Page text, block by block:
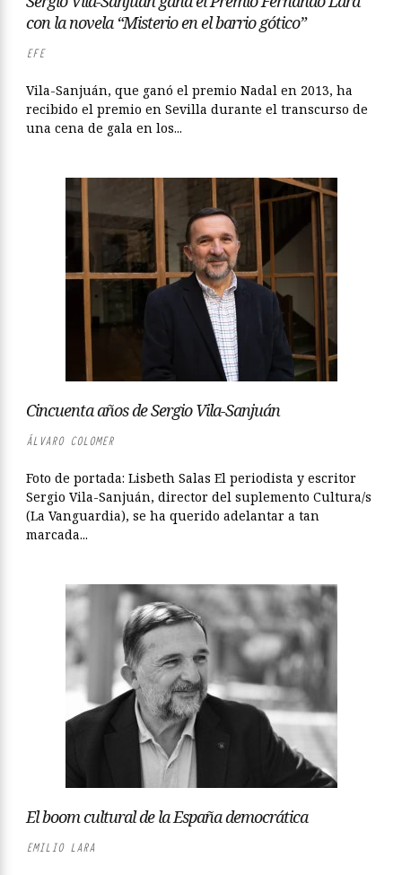
con la novela “Misterio en el barrio gótico”
EFE
Vila-Sanjuán, que ganó el premio Nadal en 2013, ha
recibido el premio en Sevilla durante el transcurso de
una cena de gala en los...
Cincuenta años de Sergio Vila-Sanjuán
ÁLVARO COLOMER
Foto de portada: Lisbeth Salas El periodista y escritor
Sergio Vila-Sanjuán, director del suplemento Cultura/s
(La Vanguardia), se ha querido adelantar a tan
marcada...
El boom cultural de la España democrática
EMILIO LARA